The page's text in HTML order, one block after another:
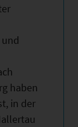
haben
in der